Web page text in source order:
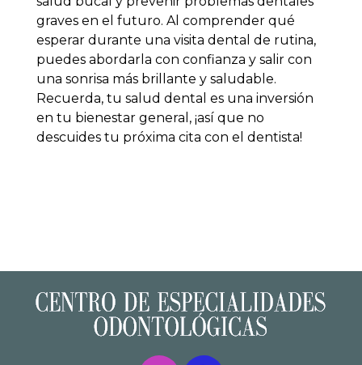
graves en el futuro. Al comprender qué
esperar durante una visita dental de rutina,
puedes abordarla con confianza y salir con
una sonrisa más brillante y saludable.
Recuerda, tu salud dental es una inversión
en tu bienestar general, ¡así que no
descuides tu próxima cita con el dentista!